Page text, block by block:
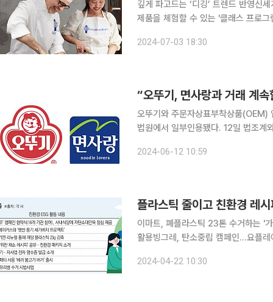
깊게 파고드는 ‘디깅’ 트렌드 반영신세계푸드ㆍ샘표
제품을 체험할 수 있는 '클래스 프로
이 더욱 주목하는 추세다. 업체들은
2024-07-03 18:30
“오뚜기, 면사랑과 거래 계
오뚜기와 주문자상표부착상품(OEM)
법원에서 일부인용됐다. 12일 법조계와 식품업계에 따르면 서울행정법원은 올해 2월 오뚜기가 제기
판부는 집행정지 소송에서 OEM 생
2024-06-12 10:59
플라스틱 줄이고 친환경 레
이마트, 폐플라스틱 23톤 수거하는 '
활용빙그레, 탄소중립 캠페인…요플
들이 지구의 날(4월 22일)을 맞아 친
2024-04-22 10:30